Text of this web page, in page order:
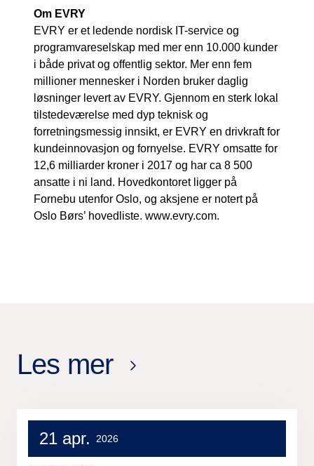
Om EVRY
EVRY er et ledende nordisk IT-service og
programvareselskap med mer enn 10.000 kunder
i både privat og offentlig sektor. Mer enn fem
millioner mennesker i Norden bruker daglig
løsninger levert av EVRY. Gjennom en sterk lokal
tilstedeværelse med dyp teknisk og
forretningsmessig innsikt, er EVRY en drivkraft for
kundeinnovasjon og fornyelse. EVRY omsatte for
12,6 milliarder kroner i 2017 og har ca 8 500
ansatte i ni land. Hovedkontoret ligger på
Fornebu utenfor Oslo, og aksjene er notert på
Oslo Børs’ hovedliste. www.evry.com.
Les mer
21 apr. 2026